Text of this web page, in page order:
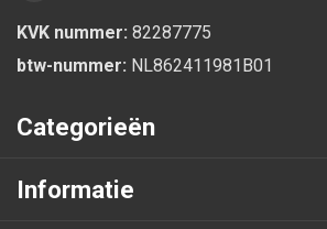
KVK nummer: 82287775
btw-nummer: NL862411981B01
Categorieën
Informatie